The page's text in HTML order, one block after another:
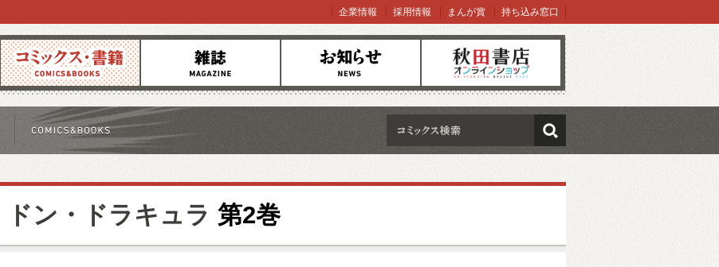
コミックス 雑誌 お知らせ オンラインショップ
企業情報 採用情報 まんが賞 持ち込み窓口
検索
ドン・ドラキュラ 第2巻